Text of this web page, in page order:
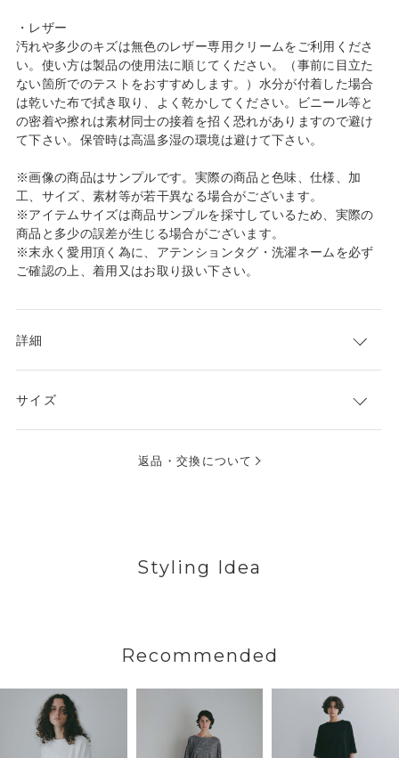
・レザー
汚れや多少のキズは無色のレザー専用クリームをご利用くださ
い。使い方は製品の使用法に順じてください。（事前に目立た
ない箇所でのテストをおすすめします。）水分が付着した場合
は乾いた布で拭き取り、よく乾かしてください。ビニール等と
の密着や擦れは素材同士の接着を招く恐れがありますので避け
て下さい。保管時は高温多湿の環境は避けて下さい。
※画像の商品はサンプルです。実際の商品と色味、仕様、加
工、サイズ、素材等が若干異なる場合がございます。
※アイテムサイズは商品サンプルを採寸しているため、実際の
商品と多少の誤差が生じる場合がございます。
※末永く愛用頂く為に、アテンションタグ・洗濯ネームを必ず
ご確認の上、着用又はお取り扱い下さい。
詳細
サイズ
返品・交換について
Styling Idea
Recommended